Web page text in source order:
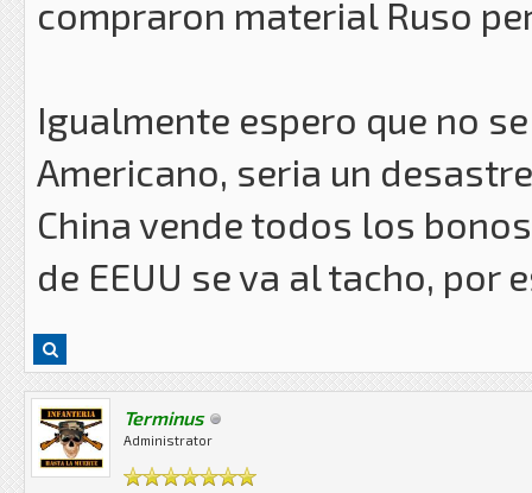
compraron material Ruso
Igualmente espero que no
Americano, seria un
China vende todos los
de EEUU se va al tacho,
Terminus
Administrator